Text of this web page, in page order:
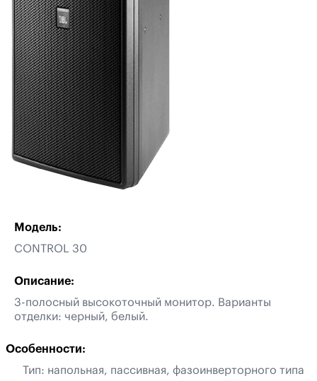
Модель:
CONTROL 30
Описание:
3-полосный высокоточный монитор. Варианты
отделки: черный, белый.
Особенности:
Тип: напольная, пассивная, фазоинверторного типа